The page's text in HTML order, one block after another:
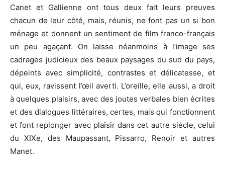
Canet et Gallienne ont tous deux fait leurs preuves
chacun de leur côté, mais, réunis, ne font pas un si bon
ménage et donnent un sentiment de film franco-français
un peu agaçant. On laisse néanmoins à l’image ses
cadrages judicieux des beaux paysages du sud du pays,
dépeints avec simplicité, contrastes et délicatesse, et
qui, eux, ravissent l’œil averti. L’oreille, elle aussi, a droit
à quelques plaisirs, avec des joutes verbales bien écrites
et des dialogues littéraires, certes, mais qui fonctionnent
et font replonger avec plaisir dans cet autre siècle, celui
du XIXe, des Maupassant, Pissarro, Renoir et autres
Manet.